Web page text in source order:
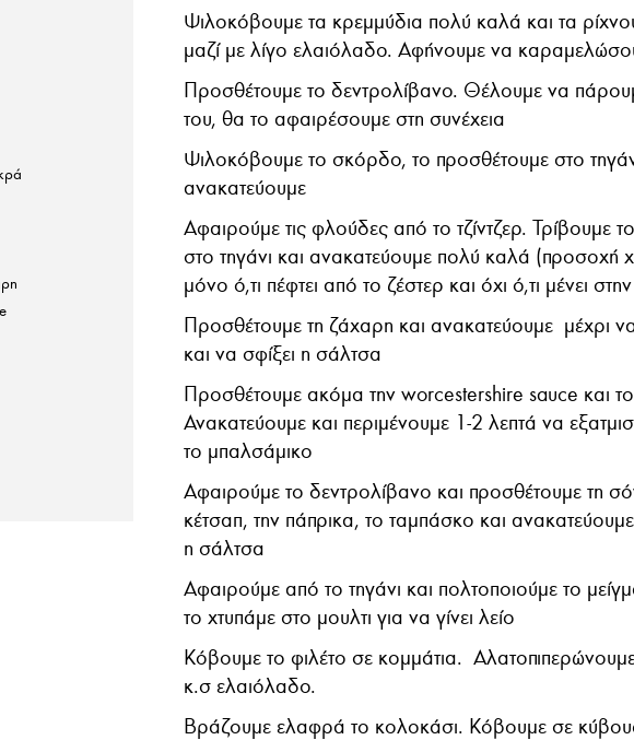
Ψιλοκόβουμε τα κρεμμύδια πολύ καλά και τα
μαζί με λίγο ελαιόλαδο. Αφήνουμε να
Προσθέτουμε το δεντρολίβανο. Θέλουμε να
του, θα το αφαιρέσουμε στη συνέχεια
Ψιλοκόβουμε το σκόρδο, το προσθέτουμε στο
ανακατεύουμε
Αφαιρούμε τις φλούδες από το τζίντζερ. Τρίβουμε
στο τηγάνι και ανακατεύουμε πολύ καλά (προσοχή
μόνο ό,τι πέφτει από το ζέστερ και όχι ό,τι μένει
Προσθέτουμε τη ζάχαρη και ανακατεύουμε μέχρι
και να σφίξει η σάλτσα
Προσθέτουμε ακόμα την worcestershire sauce και
Ανακατεύουμε και περιμένουμε 1-2 λεπτά να
το μπαλσάμικο
Αφαιρούμε το δεντρολίβανο και προσθέτουμε τη
κέτσαπ, την πάπρικα, το ταμπάσκο και
η σάλτσα
Αφαιρούμε από το τηγάνι και πολτοποιούμε το
το χτυπάμε στο μουλτι για να γίνει λείο
Κόβουμε το φιλέτο σε κομμάτια.
κ.σ ελαιόλαδο.
Βράζουμε ελαφρά το κολοκάσι. Κόβουμε σε